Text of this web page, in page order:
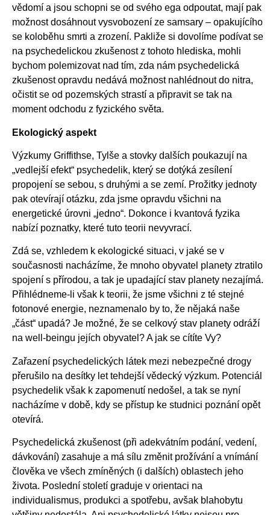
vědomí a jsou schopni se od svého ega odpoutat, mají pak
možnost dosáhnout vysvobození ze samsary – opakujícího
se koloběhu smrti a zrození. Pakliže si dovolíme podívat se
na psychedelickou zkušenost z tohoto hlediska, mohli
bychom polemizovat nad tím, zda nám psychedelická
zkušenost opravdu nedává možnost nahlédnout do nitra,
očistit se od pozemských strastí a připravit se tak na
moment odchodu z fyzického světa.
Ekologický aspekt
Výzkumy Griffithse, Tylše a stovky dalších poukazují na
„vedlejší efekt“ psychedelik, který se dotýká zesílení
propojení se sebou, s druhými a se zemí. Prožitky jednoty
pak otevírají otázku, zda jsme opravdu všichni na
energetické úrovni „jedno“. Dokonce i kvantová fyzika
nabízí poznatky, které tuto teorii nevyvrací.
Zdá se, vzhledem k ekologické situaci, v jaké se v
současnosti nacházíme, že mnoho obyvatel planety ztratilo
spojení s přírodou, a tak je upadající stav planety nezajímá.
Přihlédneme-li však k teorii, že jsme všichni z té stejné
fotonové energie, neznamenalo by to, že nějaká naše
„část“ upadá? Je možné, že se celkový stav planety odráží
na well-beingu jejích obyvatel? A jak se cítíte Vy?
Zařazení psychedelických látek mezi nebezpečné drogy
přerušilo na desítky let tehdejší vědecký výzkum. Potenciál
psychedelik však k zapomenutí nedošel, a tak se nyní
nacházíme v době, kdy se přístup ke studnici poznání opět
otevírá.
Psychedelická zkušenost (při adekvátním podání, vedení,
dávkování) zasahuje a má sílu změnit prožívání a vnímání
člověka ve všech zmíněných (i dalších) oblastech jeho
života. Poslední století graduje v orientaci na
individualismus, produkci a spotřebu, avšak blahobytu